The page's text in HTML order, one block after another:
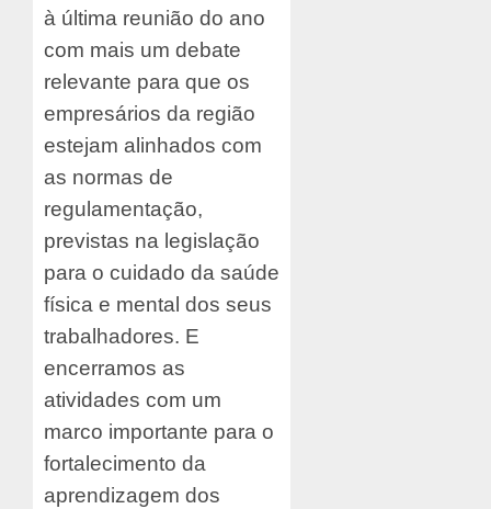
à última reunião do ano
com mais um debate
relevante para que os
empresários da região
estejam alinhados com
as normas de
regulamentação,
previstas na legislação
para o cuidado da saúde
física e mental dos seus
trabalhadores. E
encerramos as
atividades com um
marco importante para o
fortalecimento da
aprendizagem dos